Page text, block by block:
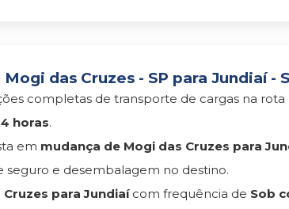
das Cruzes - SP para Jundiaí -
completas de transporte de cargas na rota
horas.
em mudança de Mogi das Cruzes para
e desembalagem no destino.
para Jundiaícom frequência de Sob